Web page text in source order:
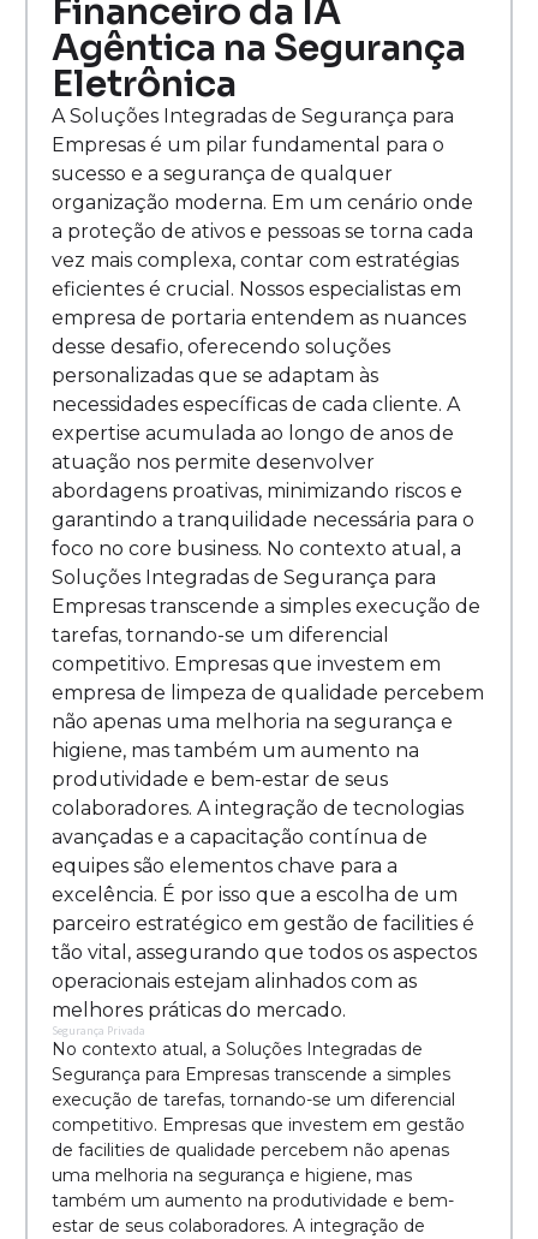
Financeiro da IA
Agêntica na Segurança
Eletrônica
A Soluções Integradas de Segurança para
Empresas é um pilar fundamental para o
sucesso e a segurança de qualquer
organização moderna. Em um cenário onde
a proteção de ativos e pessoas se torna cada
vez mais complexa, contar com estratégias
eficientes é crucial. Nossos especialistas em
empresa de portaria entendem as nuances
desse desafio, oferecendo soluções
personalizadas que se adaptam às
necessidades específicas de cada cliente. A
expertise acumulada ao longo de anos de
atuação nos permite desenvolver
abordagens proativas, minimizando riscos e
garantindo a tranquilidade necessária para o
foco no core business. No contexto atual, a
Soluções Integradas de Segurança para
Empresas transcende a simples execução de
tarefas, tornando-se um diferencial
competitivo. Empresas que investem em
empresa de limpeza de qualidade percebem
não apenas uma melhoria na segurança e
higiene, mas também um aumento na
produtividade e bem-estar de seus
colaboradores. A integração de tecnologias
avançadas e a capacitação contínua de
equipes são elementos chave para a
excelência. É por isso que a escolha de um
parceiro estratégico em gestão de facilities é
tão vital, assegurando que todos os aspectos
operacionais estejam alinhados com as
melhores práticas do mercado.
Segurança Privada
No contexto atual, a Soluções Integradas de
Segurança para Empresas transcende a simples
execução de tarefas, tornando-se um diferencial
competitivo. Empresas que investem em gestão
de facilities de qualidade percebem não apenas
uma melhoria na segurança e higiene, mas
também um aumento na produtividade e bem-
estar de seus colaboradores. A integração de